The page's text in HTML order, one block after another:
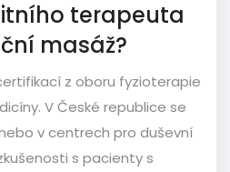
terapeuta
masáž?
z oboru fyzioterapie
V České republice se
v centrech pro duševní
s pacienty s